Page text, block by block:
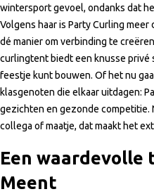
wintersport gevoel, ondanks dat
Volgens haar is Party Curling
dé manier om verbinding te
curlingtent biedt een knusse privé
feestje kunt bouwen. Of het nu
klasgenoten die elkaar uitdagen:
gezichten en gezonde competitie.
collega of maatje, dat maakt het
Een waardevolle
Meent